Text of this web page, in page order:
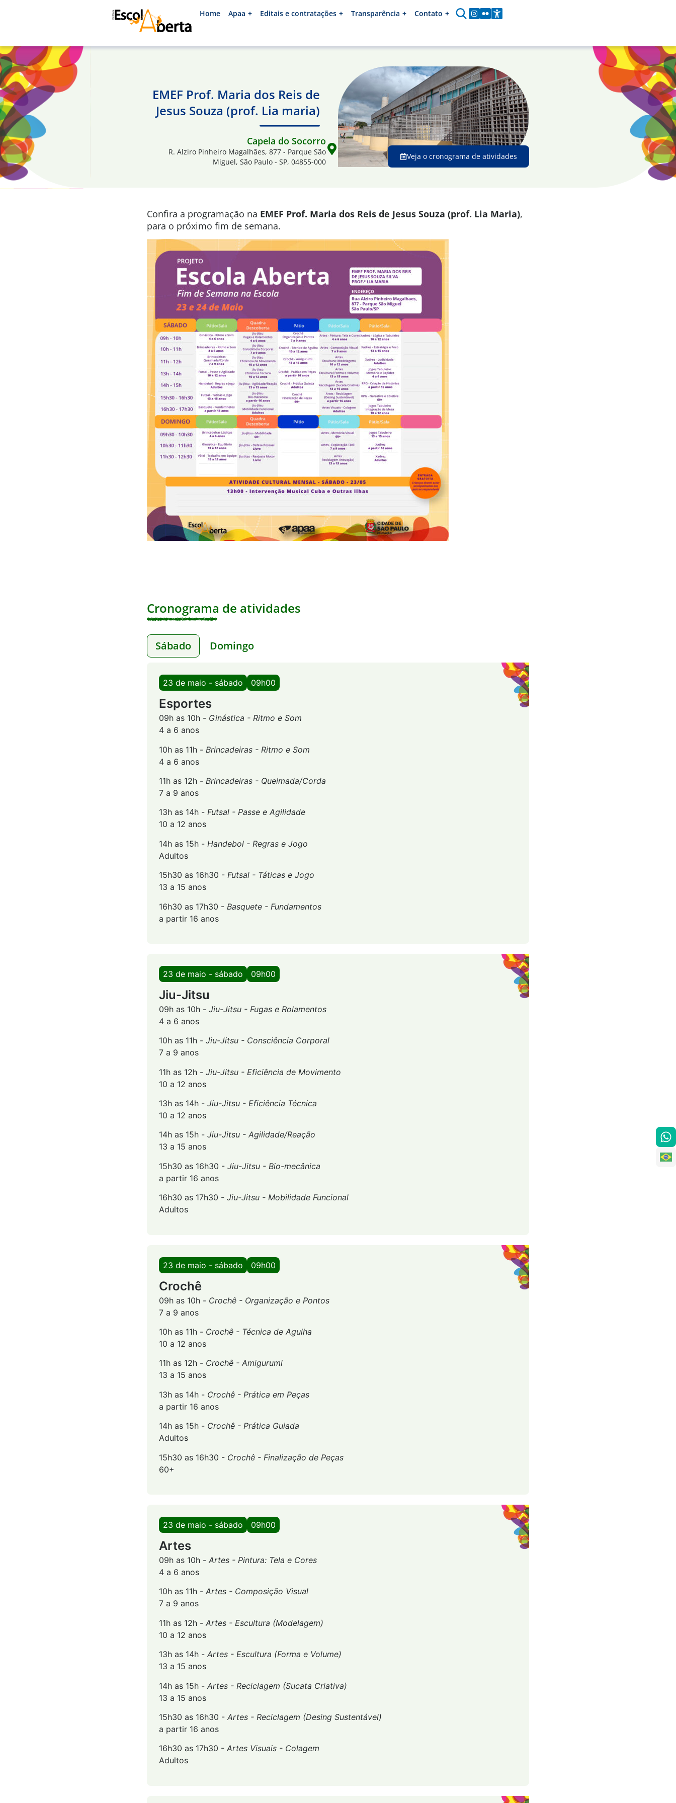
Home Apaa Editais e contratações Transparência Contato
EMEF Prof. Maria dos Reis de
Jesus Souza (prof. Lia maria)
Capela do Socorro
R. Alziro Pinheiro Magalhães, 877 - Parque São
Miguel, São Paulo - SP, 04855-000
Veja o cronograma de atividades
Confira a programação na EMEF Prof. Maria dos Reis de Jesus Souza (prof. Lia Maria),
para o próximo fim de semana.
Cronograma de atividades
Sábado Domingo
23 de maio - sábado 09h00
Esportes
09h as 10h - Ginástica - Ritmo e Som
4 a 6 anos
10h as 11h - Brincadeiras - Ritmo e Som
4 a 6 anos
11h as 12h - Brincadeiras - Queimada/Corda
7 a 9 anos
13h as 14h - Futsal - Passe e Agilidade
10 a 12 anos
14h as 15h - Handebol - Regras e Jogo
Adultos
15h30 as 16h30 - Futsal - Táticas e Jogo
13 a 15 anos
16h30 as 17h30 - Basquete - Fundamentos
a partir 16 anos
23 de maio - sábado 09h00
Jiu-Jitsu
09h as 10h - Jiu-Jitsu - Fugas e Rolamentos
4 a 6 anos
10h as 11h - Jiu-Jitsu - Consciência Corporal
7 a 9 anos
11h as 12h - Jiu-Jitsu - Eficiência de Movimento
10 a 12 anos
13h as 14h - Jiu-Jitsu - Eficiência Técnica
10 a 12 anos
14h as 15h - Jiu-Jitsu - Agilidade/Reação
13 a 15 anos
15h30 as 16h30 - Jiu-Jitsu - Bio-mecânica
a partir 16 anos
16h30 as 17h30 - Jiu-Jitsu - Mobilidade Funcional
Adultos
23 de maio - sábado 09h00
Crochê
09h as 10h - Crochê - Organização e Pontos
7 a 9 anos
10h as 11h - Crochê - Técnica de Agulha
10 a 12 anos
11h as 12h - Crochê - Amigurumi
13 a 15 anos
13h as 14h - Crochê - Prática em Peças
a partir 16 anos
14h as 15h - Crochê - Prática Guiada
Adultos
15h30 as 16h30 - Crochê - Finalização de Peças
60+
23 de maio - sábado 09h00
Artes
09h as 10h - Artes - Pintura: Tela e Cores
4 a 6 anos
10h as 11h - Artes - Composição Visual
7 a 9 anos
11h as 12h - Artes - Escultura (Modelagem)
10 a 12 anos
13h as 14h - Artes - Escultura (Forma e Volume)
13 a 15 anos
14h as 15h - Artes - Reciclagem (Sucata Criativa)
13 a 15 anos
15h30 as 16h30 - Artes - Reciclagem (Desing Sustentável)
a partir 16 anos
16h30 as 17h30 - Artes Visuais - Colagem
Adultos